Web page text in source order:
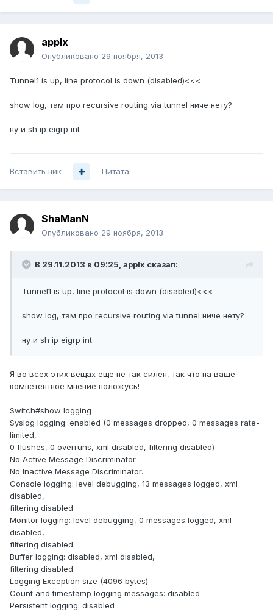
applx
Опубликовано 29 ноября, 2013
Tunnel1 is up, line protocol is down (disabled)<<<
show log, там про recursive routing via tunnel ниче нету?
ну и sh ip eigrp int
Вставить ник Цитата
ShaManN
Опубликовано 29 ноября, 2013
В 29.11.2013 в 09:25, applx сказал:
Tunnel1 is up, line protocol is down (disabled)<<<
show log, там про recursive routing via tunnel ниче нету?
ну и sh ip eigrp int
Я во всех этих вещах еще не так силен, так что на ваше
компетентное мнение положусь!
Switch#show logging
Syslog logging: enabled (0 messages dropped, 0 messages rate-
limited,
0 flushes, 0 overruns, xml disabled, filtering disabled)
No Active Message Discriminator.
No Inactive Message Discriminator.
Console logging: level debugging, 13 messages logged, xml
disabled,
filtering disabled
Monitor logging: level debugging, 0 messages logged, xml
disabled,
filtering disabled
Buffer logging: disabled, xml disabled,
filtering disabled
Logging Exception size (4096 bytes)
Count and timestamp logging messages: disabled
Persistent logging: disabled